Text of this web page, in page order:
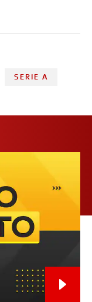
SERIE A